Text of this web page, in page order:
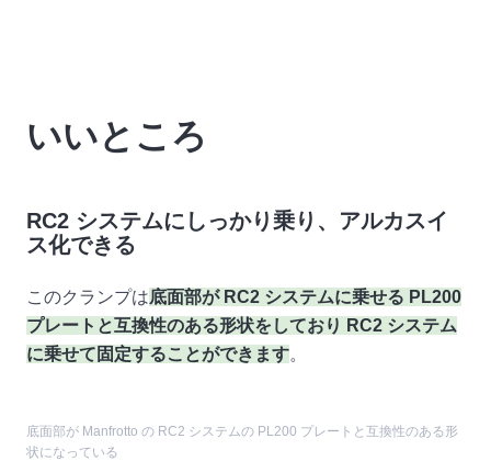
いいところ
RC2 システムにしっかり乗り、アルカスイ
ス化できる
このクランプは底面部が RC2 システムに乗せる PL200
プレートと互換性のある形状をしており RC2 システム
に乗せて固定することができます。
底面部が Manfrotto の RC2 システムの PL200 プレートと互換性のある形
状になっている